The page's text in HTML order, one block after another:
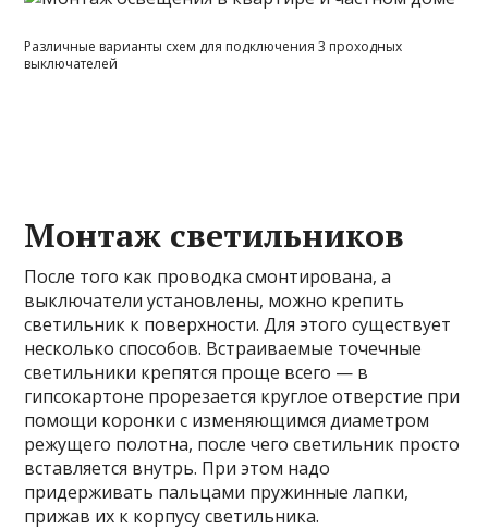
Различные варианты схем для подключения 3 проходных
выключателей
Монтаж светильников
После того как проводка смонтирована, а
выключатели установлены, можно крепить
светильник к поверхности. Для этого существует
несколько способов. Встраиваемые точечные
светильники крепятся проще всего — в
гипсокартоне прорезается круглое отверстие при
помощи коронки с изменяющимся диаметром
режущего полотна, после чего светильник просто
вставляется внутрь. При этом надо
придерживать пальцами пружинные лапки,
прижав их к корпусу светильника.